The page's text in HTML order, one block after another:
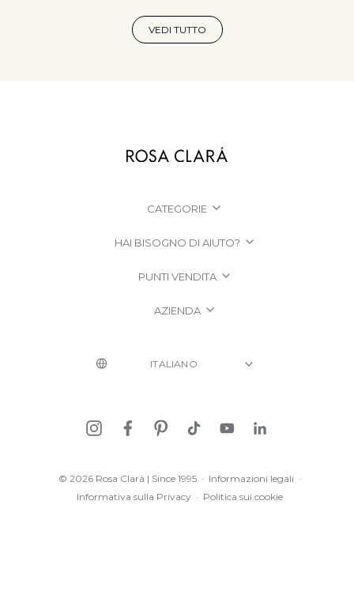
VEDI TUTTO
CATEGORIE
HAI BISOGNO DI AIUTO?
PUNTI VENDITA
AZIENDA
© 2026 Rosa Clará | Since 1995 · Informazioni legali ·
Informativa sulla Privacy · Politica sui cookie